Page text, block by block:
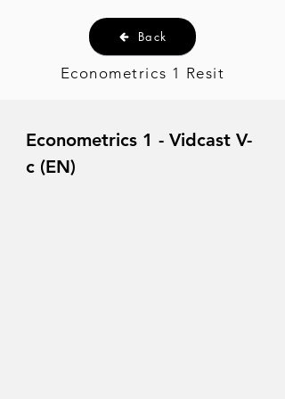
Back
Econometrics 1 Resit
Econometrics 1 - Vidcast V-
c (EN)